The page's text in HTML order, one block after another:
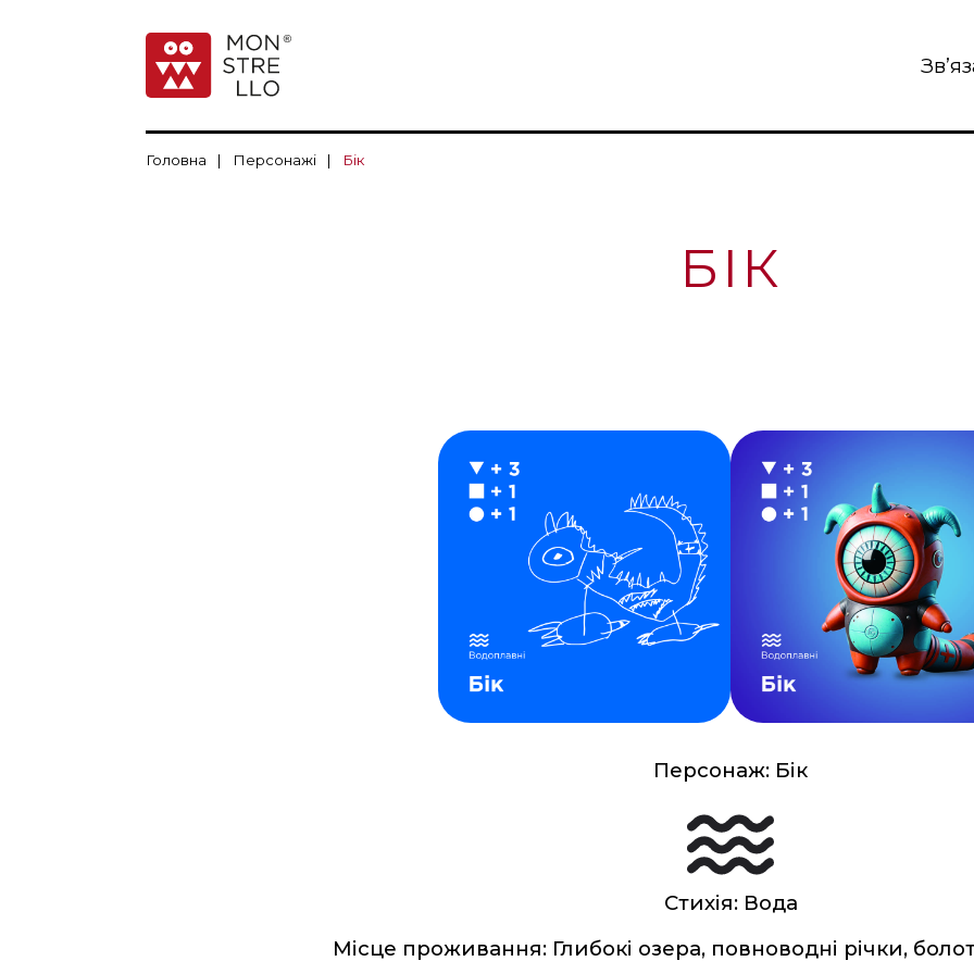
Головна | Персонажі | Бік
БІК
Персонаж: Бік
Стихія: Вода
Місце проживання: Глибокі озера, повноводні річки,